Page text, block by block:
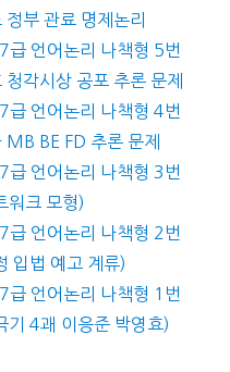
부 관료 명제논리
급 언어논리 나책형 5번
각시상 공포 추론 문제
급 언어논리 나책형 4번
BE FD 추론 문제
급 언어논리 나책형 3번
워크 모형)
급 언어논리 나책형 2번
입법 예고 계류)
급 언어논리 나책형 1번
기 4괘 이응준 박영효)